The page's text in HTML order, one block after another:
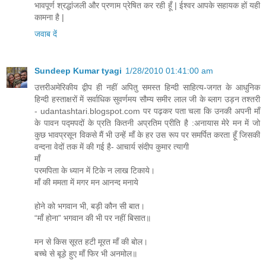
भावपूर्ण श्रद्धांजली और प्रणाम प्रेषित कर रही हूँ | ईश्वर आपके सहायक हों यही
कामना है |
जवाब दें
Sundeep Kumar tyagi 1/28/2010 01:41:00 am
उत्तरीअमेरिकीय द्वीप ही नहीं अपितु समस्त हिन्दी साहित्य-जगत के आधुनिक
हिन्दी हस्ताक्षरों में सर्वाधिक सुवर्णमय सौम्य समीर लाल जी के ब्लाग उड़न तश्तरी
- udantashtari.blogspot.com पर पढ़कर पता चला कि उनकी अपनी माँ
के पावन पद्मपदों के प्रति कितनी अप्रतिम प्रीति है :अनायास मेरे मन में जो
कुछ भावप्रसून विकसे मैं भी उन्हें माँ के हर उस रूप पर समर्पित करता हूँ जिसकी
वन्दना वेदों तक में की गई है- आचार्य संदीप कुमार त्यागी
माँ
परमपिता के ध्यान में टिके न लाख टिकाये।
माँ की ममता में मगर मन आनन्द मनाये
होने को भगवान भी, बड़ी कौन सी बात।
“माँ होना” भगवान की भी पर नहीं बिसात॥
मन से किस सूरत हटी मूरत माँ की बोल।
बच्चे से बूड़े हुए माँ फिर भी अनमोल॥